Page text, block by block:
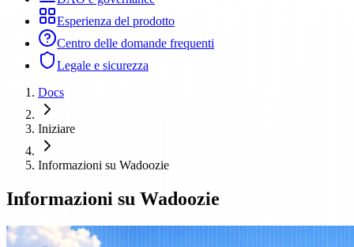
Esperienza del prodotto
Centro delle domande frequenti
Legale e sicurezza
Docs
Iniziare
Informazioni su Wadoozie
Informazioni su Wadoozie